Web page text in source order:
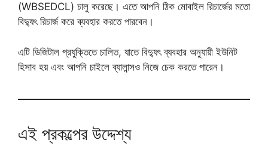
(WBSEDCL) চালু করেছে। এতে আপনি ঠিক মোবাইল রিচার্জের মতো
বিদ্যুৎ রিচার্জ করে ব্যবহার করতে পারবেন।
এটি ডিজিটাল প্রযুক্তিতে চালিত, যাতে বিদ্যুৎ ব্যবহার অনুযায়ী ইউনিট
হিসাব হয় এবং আপনি চাইলে ব্যালান্সও নিজে চেক করতে পারেন।
এই প্রকল্পের উদ্দেশ্য